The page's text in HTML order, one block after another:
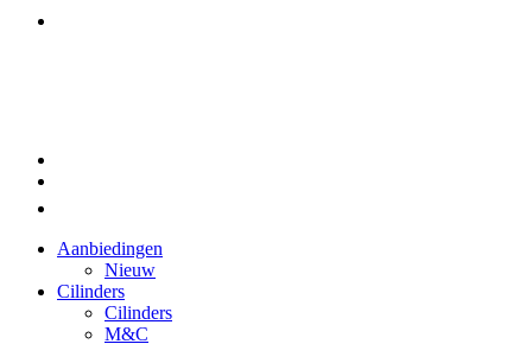
Aanbiedingen
Nieuw
Cilinders
Cilinders
M&C